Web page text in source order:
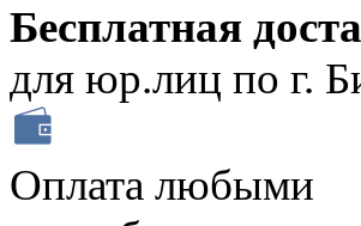
Бесплатная
для юр.лиц по г.
Оплата любыми